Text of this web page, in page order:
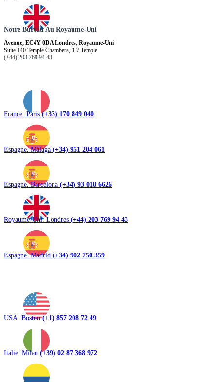
Notre Bureau Au Royaume-Uni
Avenue, EC4Y 0DA Londres, Royaume-Uni
Suite 140 Temple Chambers, 3-7 Temple
(+44) 203 769 94 43
France. Paris(+33) 170 849 040
Espagne. Málaga (+34) 951 204 061
Espagne. Barcelona (+34) 93 018 6626
Royaume-Uni. Londres (+44) 203 769 94 43
Espagne. Madrid (+34) 902 750 359
USA. Boston(+1) 857 208 72 49
Italie. Milan (+39) 02 87 368 972